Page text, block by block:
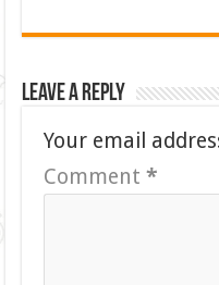
Leave a Reply
Your email
Comment*